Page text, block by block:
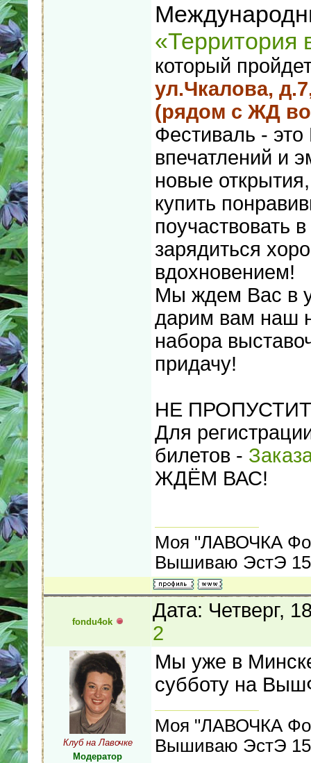
«Территория
который
ул.Чкалова,
(рядом с ЖД
Фестиваль -
впечатлений и
новые
купить
поучаствовать
зарядиться
вдохновением!
Мы ждем Вас в
дарим вам наш
набора
придачу!
НЕ
Для
билетов -
ЖДЁМ ВАС!
Моя "ЛАВОЧКА
Вышиваю ЭстЭ
fondu4ok
Дата: Четверг,
2
Клуб на Лавочке
Модератор
Мы уже в
субботу на
Моя "ЛАВОЧКА
Вышиваю ЭстЭ